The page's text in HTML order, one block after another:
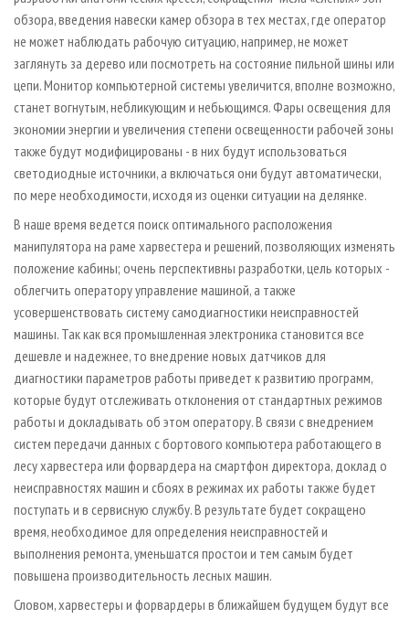
обзора, введения навески камер обзора в тех местах, где оператор
не может наблюдать рабочую ситуацию, например, не может
заглянуть за дерево или посмотреть на состояние пильной шины или
цепи. Монитор компьютерной системы увеличится, вполне возможно,
станет вогнутым, небликующим и небьющимся. Фары освещения для
экономии энергии и увеличения степени освещенности рабочей зоны
также будут модифицированы - в них будут использоваться
светодиодные источники, а включаться они будут автоматически,
по мере необходимости, исходя из оценки ситуации на делянке.
В наше время ведется поиск оптимального расположения
манипулятора на раме харвестера и решений, позволяющих изменять
положение кабины; очень перспективны разработки, цель которых -
облегчить оператору управление машиной, а также
усовершенствовать систему самодиагностики неисправностей
машины. Так как вся промышленная электроника становится все
дешевле и надежнее, то внедрение новых датчиков для
диагностики параметров работы приведет к развитию программ,
которые будут отслеживать отклонения от стандартных режимов
работы и докладывать об этом оператору. В связи с внедрением
систем передачи данных с бортового компьютера работающего в
лесу харвестера или форвардера на смартфон директора, доклад о
неисправностях машин и сбоях в режимах их работы также будет
поступать и в сервисную службу. В результате будет сокращено
время, необходимое для определения неисправностей и
выполнения ремонта, уменьшатся простои и тем самым будет
повышена производительность лесных машин.
Словом, харвестеры и форвардеры в ближайшем будущем будут все